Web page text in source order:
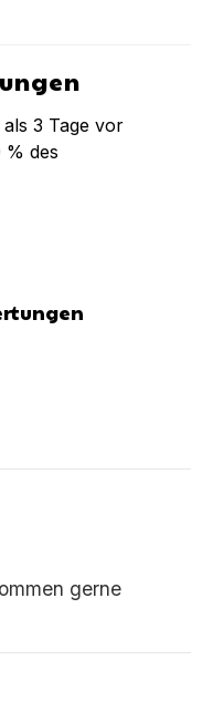
3 Tage vor
% des
gerne